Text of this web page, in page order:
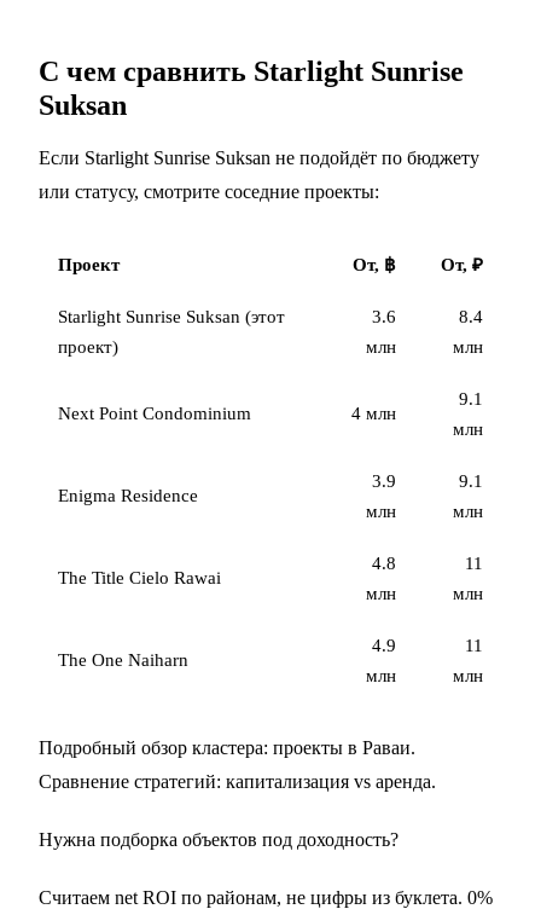
С чем сравнить Starlight Sunrise
Suksan
Если Starlight Sunrise Suksan не подойдёт по бюджету
или статусу, смотрите соседние проекты:
Проект От, ฿ От, ₽
Starlight Sunrise Suksan (этот
проект)
3.6
млн
8.4
млн
Next Point Condominium 4 млн
9.1
млн
Enigma Residence
3.9
млн
9.1
млн
The Title Cielo Rawai
4.8
млн
11
млн
The One Naiharn
4.9
млн
11
млн
Подробный обзор кластера: проекты в Раваи.
Сравнение стратегий: капитализация vs аренда.
Нужна подборка объектов под доходность?
Считаем net ROI по районам, не цифры из буклета. 0%